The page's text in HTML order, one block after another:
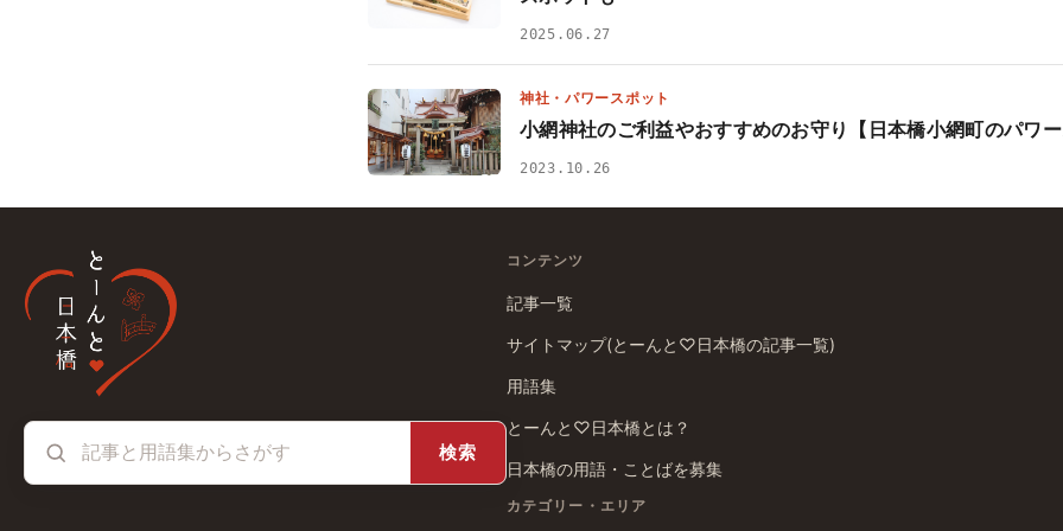
2025.06.27
神社・パワースポット
小網神社のご利益やおすすめのお守り【日本橋小網町のパワー
2023.10.26
検索
コンテンツ
記事一覧
サイトマップ(とーんと♡日本橋の記事一覧)
用語集
とーんと♡日本橋とは？
日本橋の用語・ことばを募集
カテゴリー・エリア